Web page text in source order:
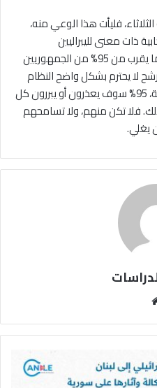
فليأت هذا الوعي منه،
ذات معنى لليبراليين
الكلاسيكيين في اليمين الأمريكي. ما يقرب من 95% من الجمهوريين
لا يحترم بشكل واضح النظام
الدستوري، ومن بين هذه المجموعة، 95% سوف يعذرون أو يبررون كل
فلا تكن منهم، ولا تسامحهم
يغلي.
الوي